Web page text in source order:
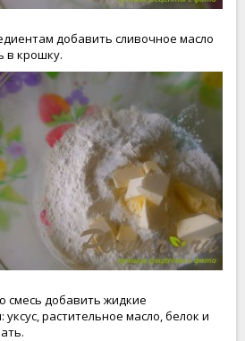
добавить сливочное масло
в крошку.
смесь добавить жидкие
растительное масло, белок и